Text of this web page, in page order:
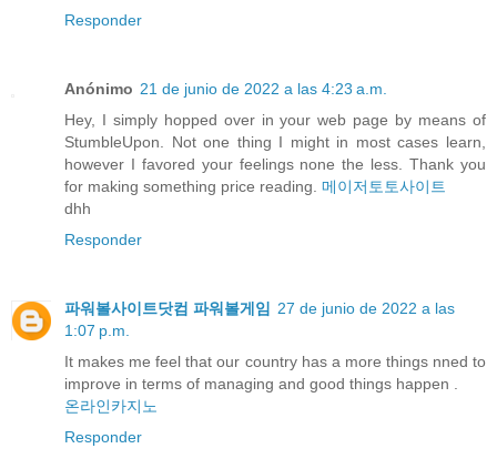
Responder
Anónimo 21 de junio de 2022 a las 4:23 a.m.
Hey, I simply hopped over in your web page by means of
StumbleUpon. Not one thing I might in most cases learn,
however I favored your feelings none the less. Thank you
for making something price reading. 메이저토토사이트
dhh
Responder
파워볼사이트닷컴 파워볼게임
27 de junio de 2022 a las
1:07 p.m.
It makes me feel that our country has a more things nned to
improve in terms of managing and good things happen .
온라인카지노
Responder